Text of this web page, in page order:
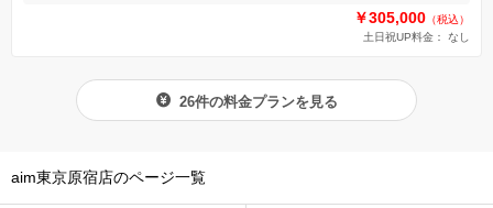
￥305,000 （税込）
土日祝UP料金： なし
26件の料金プランを見る
aim東京原宿店のページ一覧